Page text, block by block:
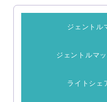
ジェントル
ジェントルマ
ライトシェ